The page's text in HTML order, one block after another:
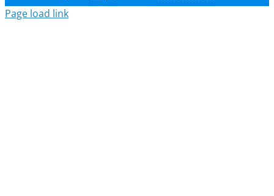
Page load link